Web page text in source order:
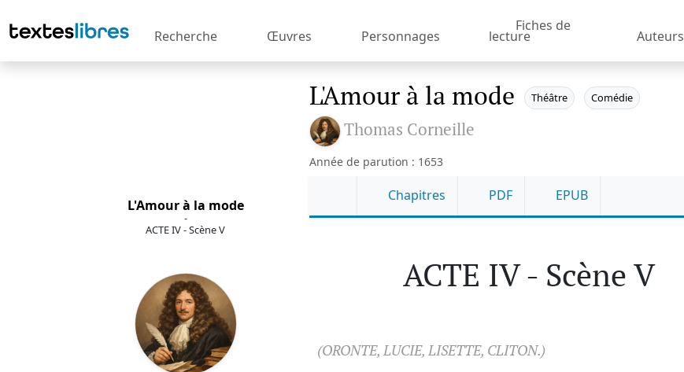
Recherche Œuvres Personnages
Fiches de
lecture Auteurs
L'Amour à la mode
-
ACTE IV - Scène V
L'Amour à la mode Théâtre Comédie
Thomas Corneille
Année de parution : 1653
Chapitres PDF EPUB
ACTE IV - Scène V
(ORONTE, LUCIE, LISETTE, CLITON.)